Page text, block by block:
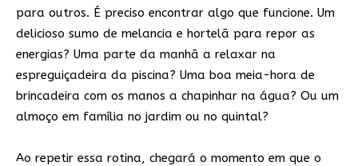
para outros. É preciso encontrar algo que funcione. Um
delicioso sumo de melancia e hortelã para repor as
energias? Uma parte da manhã a relaxar na
espreguiçadeira da piscina? Uma boa meia-hora de
brincadeira com os manos a chapinhar na água? Ou um
almoço em família no jardim ou no quintal?
Ao repetir essa rotina, chegará o momento em que o